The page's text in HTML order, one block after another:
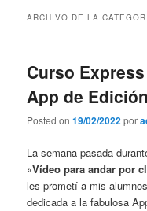
ARCHIVO DE LA
Curso
App de
Posted on19/02/2022por
La semana pasada
«Vídeo para andar por
les prometí a mis
dedicada a la fabulosa